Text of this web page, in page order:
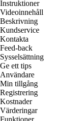
Instruktioner
Videoinnehåll
Beskrivning
Kundservice
Kontakta
Feed-back
Sysselsättning
Ge ett tips
Användare
Min tillgång
Registrering
Kostnader
Värderingar
Funktioner